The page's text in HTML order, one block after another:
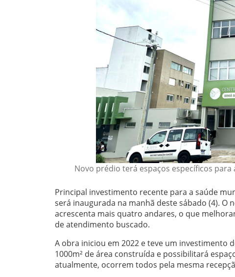
Novo prédio terá espaços específicos
Principal investimento recente para a saúde
será inaugurada na manhã deste sábado (4). O
acrescenta mais quatro andares, o que
de atendimento buscado.
A obra iniciou em 2022 e teve um investimento
1000m² de área construída e possibilitará
atualmente, ocorrem todos pela mesma